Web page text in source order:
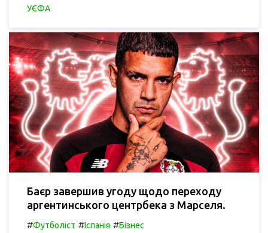
УЄФА
Баєр завершив угоду щодо переходу
аргентинського центрбека з Марселя.
#Футболіст #Іспанія #Бізнес